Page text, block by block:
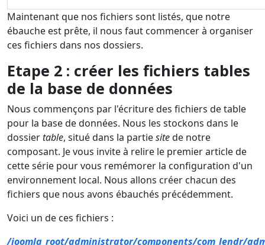
Maintenant que nos fichiers sont listés, que notre
ébauche est prête, il nous faut commencer à organiser
ces fichiers dans nos dossiers.
Etape 2 : créer les fichiers tables
de la base de données
Nous commençons par l'écriture des fichiers de table
pour la base de données. Nous les stockons dans le
dossiertable, situé dans la partiesitede notre
composant. Je vous invite à relire le premier article de
cette série pour vous remémorer la configuration d'un
environnement local. Nous allons créer chacun des
fichiers que nous avons ébauchés précédemment.
Voici un de ces fichiers :
/joomla_root/administrator/components/com_lendr/